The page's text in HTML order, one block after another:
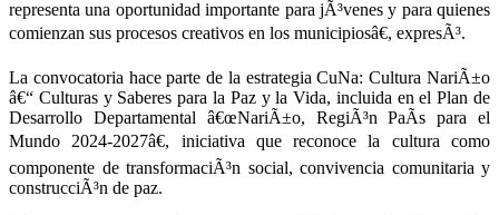
representa una oportunidad importante para jÃ³venes y para quienes
comienzan sus procesos creativos en los municipiosâ€, expresÃ³.
La convocatoria hace parte de la estrategia CuNa: Cultura NariÃ±o
â€“ Culturas y Saberes para la Paz y la Vida, incluida en el Plan de
Desarrollo Departamental â€œNariÃ±o, RegiÃ³n PaÃ­s para el
Mundo 2024-2027â€, iniciativa que reconoce la cultura como
componente de transformaciÃ³n social, convivencia comunitaria y
construcciÃ³n de paz.